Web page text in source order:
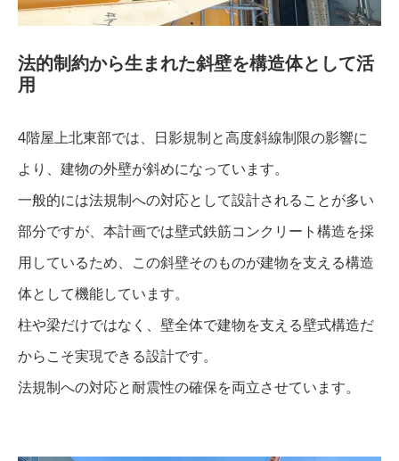
法的制約から生まれた斜壁を構造体として活
用
4階屋上北東部では、日影規制と高度斜線制限の影響に
より、建物の外壁が斜めになっています。
一般的には法規制への対応として設計されることが多い
部分ですが、本計画では壁式鉄筋コンクリート構造を採
用しているため、この斜壁そのものが建物を支える構造
体として機能しています。
柱や梁だけではなく、壁全体で建物を支える壁式構造だ
からこそ実現できる設計です。
法規制への対応と耐震性の確保を両立させています。